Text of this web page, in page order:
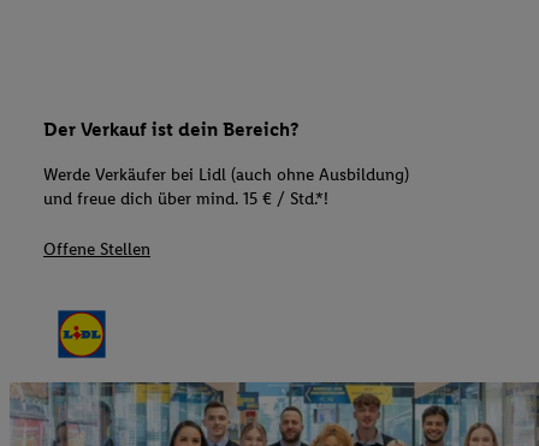
Der Verkauf ist dein Bereich?
Werde Verkäufer bei Lidl (auch ohne Ausbildung)
und freue dich über mind. 15 € / Std.*!
Offene Stellen